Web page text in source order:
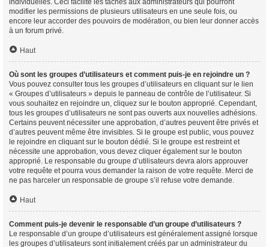
individuelles. Ceci facilite les tâches aux administrateurs qui pourront
modifier les permissions de plusieurs utilisateurs en une seule fois, ou
encore leur accorder des pouvoirs de modération, ou bien leur donner accès
à un forum privé.
Haut
Où sont les groupes d’utilisateurs et comment puis-je en rejoindre un ?
Vous pouvez consulter tous les groupes d’utilisateurs en cliquant sur le lien
« Groupes d’utilisateurs » depuis le panneau de contrôle de l’utilisateur. Si
vous souhaitez en rejoindre un, cliquez sur le bouton approprié. Cependant,
tous les groupes d’utilisateurs ne sont pas ouverts aux nouvelles adhésions.
Certains peuvent nécessiter une approbation, d’autres peuvent être privés et
d’autres peuvent même être invisibles. Si le groupe est public, vous pouvez
le rejoindre en cliquant sur le bouton dédié. Si le groupe est restreint et
nécessite une approbation, vous devez cliquer également sur le bouton
approprié. Le responsable du groupe d’utilisateurs devra alors approuver
votre requête et pourra vous demander la raison de votre requête. Merci de
ne pas harceler un responsable de groupe s’il refuse votre demande.
Haut
Comment puis-je devenir le responsable d’un groupe d’utilisateurs ?
Le responsable d’un groupe d’utilisateurs est généralement assigné lorsque
les groupes d’utilisateurs sont initialement créés par un administrateur du